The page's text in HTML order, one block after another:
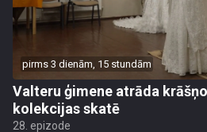
pirms 3 dienām, 15 stundām
Valteru ģimene atrāda
kolekcijas skatē
28. epizode